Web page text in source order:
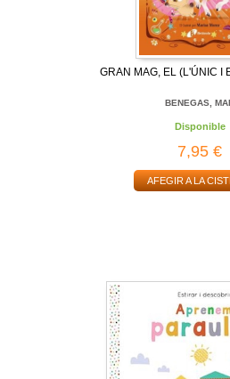
GRAN MAG, EL (L'ÚNIC I
BENEGAS,
Disponible
7,95 €
AFEGIR A LA